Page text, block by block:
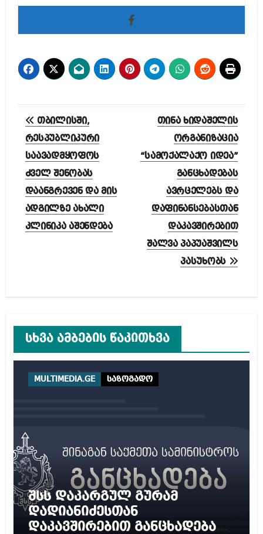
პოსტის
ნავიგაცია
თბილისში,
რესპუბლიკური
საავადმყოფოს
ძველ შენობას
დაანგრევენ და მის
ადგილზე ახალი
კლინიკა აშენდება
თინა ხიდაშელის
ორგანიზაცია
“სამოქალაქო იდეა”
განცხადებას
ავრცელებს და
დაფინანსებასთან
დაკავშირებით
შალვა პაპუაშვილს
პასუხობს
სხვა ამბების წაკითხვა
MULTIMEDIA.GE საზოგადო
შსს დაკარგულ გურამ
დადიანიძესთან
დაკავშირებით განცხადებას